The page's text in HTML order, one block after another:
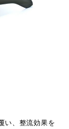
い、整流効果を